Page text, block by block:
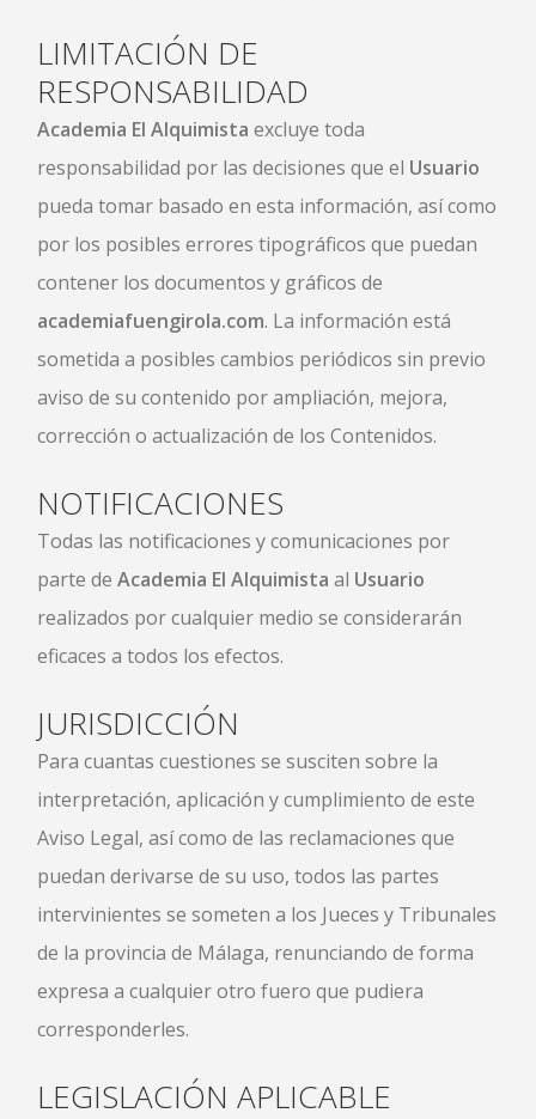
LIMITACIÓN DE
RESPONSABILIDAD
Academia El Alquimista excluye toda
responsabilidad por las decisiones que el Usuario
pueda tomar basado en esta información, así como
por los posibles errores tipográficos que puedan
contener los documentos y gráficos de
academiafuengirola.com. La información está
sometida a posibles cambios periódicos sin previo
aviso de su contenido por ampliación, mejora,
corrección o actualización de los Contenidos.
NOTIFICACIONES
Todas las notificaciones y comunicaciones por
parte de Academia El Alquimista al Usuario
realizados por cualquier medio se considerarán
eficaces a todos los efectos.
JURISDICCIÓN
Para cuantas cuestiones se susciten sobre la
interpretación, aplicación y cumplimiento de este
Aviso Legal, así como de las reclamaciones que
puedan derivarse de su uso, todos las partes
intervinientes se someten a los Jueces y Tribunales
de la provincia de Málaga, renunciando de forma
expresa a cualquier otro fuero que pudiera
corresponderles.
LEGISLACIÓN APLICABLE